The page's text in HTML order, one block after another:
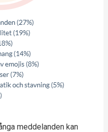
meddelanden kan